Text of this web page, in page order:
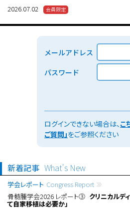
2026.07.02
メールアドレス
パスワード
ログインできない場合は、こ
ご質問」をご参照ください
新着記事 What's New
学会レポート Congress Report
骨髄腫学会2026 レポート③ クリニカルデ
て自家移植は必要か」